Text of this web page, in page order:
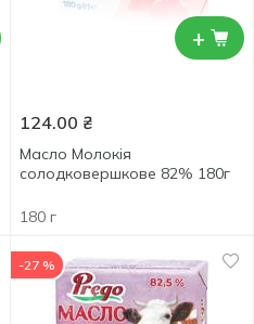
+
124.00 ₴
Масло Молокiя
солодковершкове 82% 180г
180 г
-27 %